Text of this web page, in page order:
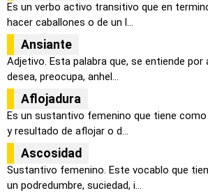
Es un verbo activo transitivo que en
hacer caballones o de un l...
Ansiante
Adjetivo. Esta palabra que, se entiende por
desea, preocupa, anhel...
Aflojadura
Es un sustantivo femenino que tiene
y resultado de aflojar o d...
Ascosidad
Sustantivo femenino. Este vocablo que
un podredumbre, suciedad, i...